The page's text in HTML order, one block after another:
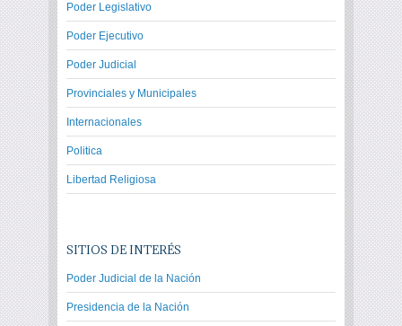
Poder Legislativo
Poder Ejecutivo
Poder Judicial
Provinciales y Municipales
Internacionales
Politica
Libertad Religiosa
SITIOS DE INTERÉS
Poder Judicial de la Nación
Presidencia de la Nación